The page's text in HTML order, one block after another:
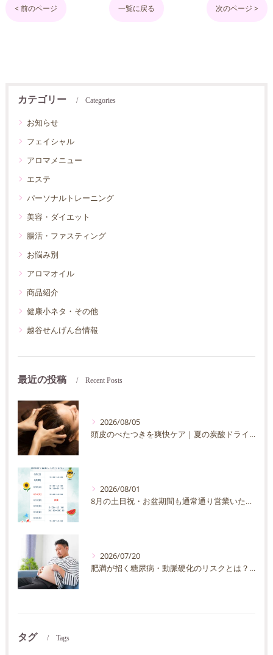
< 前のページ 一覧に戻る 次のページ >
カテゴリー Categories
お知らせ
フェイシャル
アロマメニュー
エステ
パーソナルトレーニング
美容・ダイエット
腸活・ファスティング
お悩み別
アロマオイル
商品紹介
健康小ネタ・その他
越谷せんげん台情報
最近の投稿 Recent Posts
2026/08/05
頭皮のべたつきを爽快ケア｜夏の炭酸ドライヘッドスパ完全ガイド
2026/08/01
8月の土日祝・お盆期間も通常通り営業いたします
2026/07/20
肥満が招く糖尿病・動脈硬化のリスクとは？30代40代男性が今すぐ始めたい予防法を徹底解説
タグ Tags